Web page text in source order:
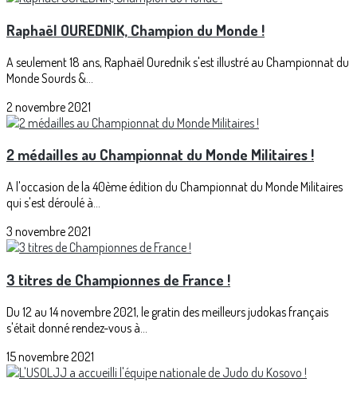
Raphaël OUREDNIK, Champion du Monde !
A seulement 18 ans, Raphaël Ourednik s'est illustré au Championnat du
Monde Sourds &...
2 novembre 2021
2 médailles au Championnat du Monde Militaires !
A l'occasion de la 40ème édition du Championnat du Monde Militaires
qui s'est déroulé à...
3 novembre 2021
3 titres de Championnes de France !
Du 12 au 14 novembre 2021, le gratin des meilleurs judokas français
s'était donné rendez-vous à...
15 novembre 2021